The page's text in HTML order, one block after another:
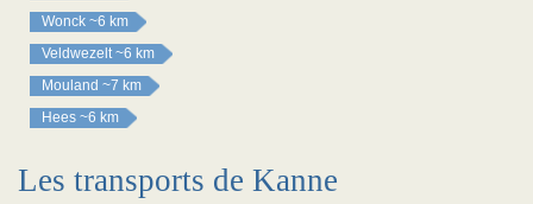
Wonck ~6 km
Veldwezelt ~6 km
Mouland ~7 km
Hees ~6 km
Les transports de Kanne